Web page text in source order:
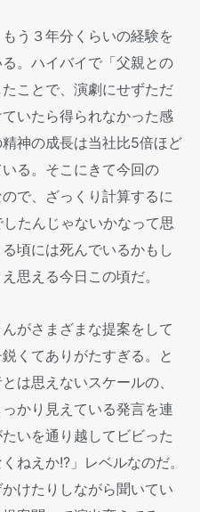
う３年分くらいの経験を
。ハイバイで「父親との
ことで、演劇にせずただ
いたら得られなかった感
神の成長は当社比5倍ほど
る。そこにきて今回の
で、ざっくり計算するに
たんじゃないかなって思
頃には死んでいるかもし
思える今日この頃だ。
がさまざまな提案をして
くてありがたすぎる。と
は思えないスケールの、
かり見えている発言を連
いを通り越してビビった
ねえか!?」レベルなのだ。
けたりしながら聞いてい